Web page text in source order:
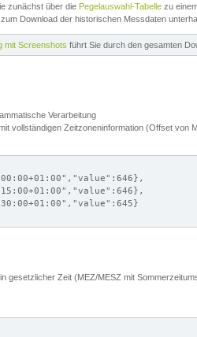
zunächst über die Pegelauswahl-Tabelle zu
Download der historischen Messdaten
mit Screenshots führt Sie durch den gesamten
Verarbeitung
vollständigen Zeitzoneninformation (Offset von
gesetzlicher Zeit (MEZ/MESZ mit